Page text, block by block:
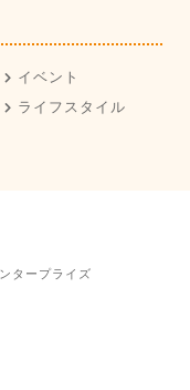
イベント
ライフスタイル
タープライズ